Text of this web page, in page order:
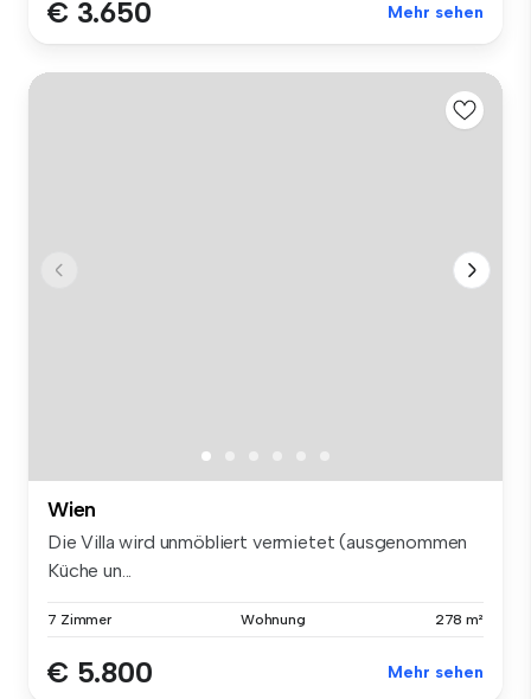
€ 3.650 Mehr sehen
Wien
Die Villa wird unmöbliert vermietet (ausgenommen
Küche un...
7 Zimmer Wohnung 278 m²
€ 5.800 Mehr sehen